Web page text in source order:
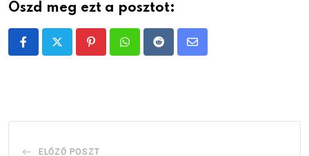
Oszd meg ezt a posztot:
PinterestWhatsappRedditShare
ELŐZŐ POSZT